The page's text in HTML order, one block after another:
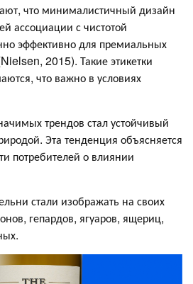
что минималистичный дизайн
ассоциации с чистотой
эффективно для премиальных
2015). Такие этикетки
что важно в условиях
трендов стал устойчивый
Эта тенденция объясняется
потребителей о влиянии
стали изображать на своих
гепардов, ягуаров, ящериц,